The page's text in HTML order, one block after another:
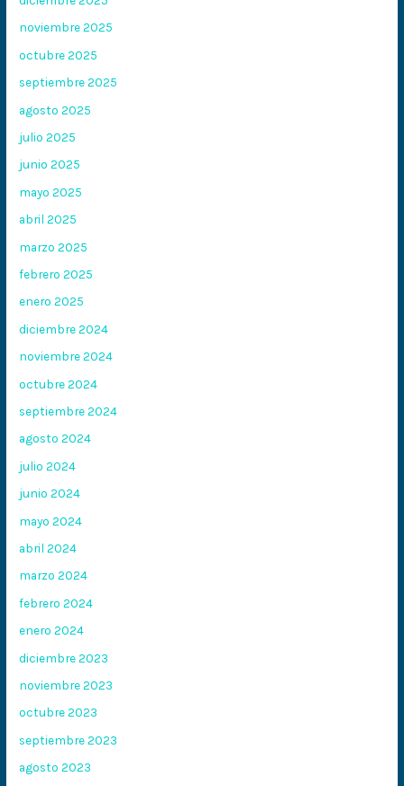
noviembre 2025
octubre 2025
septiembre 2025
agosto 2025
julio 2025
junio 2025
mayo 2025
abril 2025
marzo 2025
febrero 2025
enero 2025
diciembre 2024
noviembre 2024
octubre 2024
septiembre 2024
agosto 2024
julio 2024
junio 2024
mayo 2024
abril 2024
marzo 2024
febrero 2024
enero 2024
diciembre 2023
noviembre 2023
octubre 2023
septiembre 2023
agosto 2023